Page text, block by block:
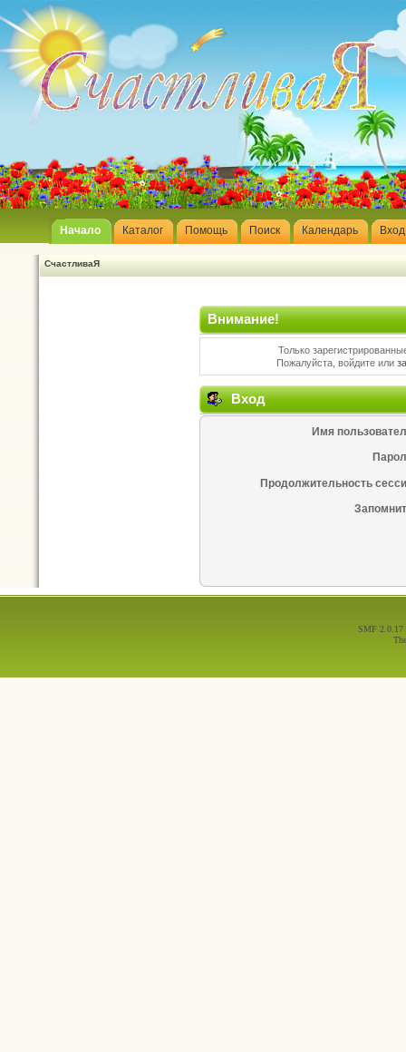
Начало Каталог Помощь Поиск Календарь Вход
СчастливаЯ
Внимание!
Только
Пожалуйста, войдите или
Вход
Имя
Продолжительность
SMF 2.0.17